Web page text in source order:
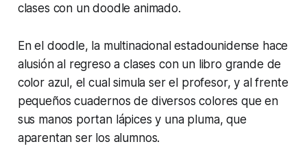
clases con un doodle animado.
En el doodle, la multinacional estadounidense hace
alusión al regreso a clases con un libro grande de
color azul, el cual simula ser el profesor, y al frente
pequeños cuadernos de diversos colores que en
sus manos portan lápices y una pluma, que
aparentan ser los alumnos.